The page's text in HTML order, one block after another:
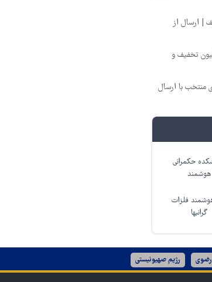
| ارسال از
داروهای لاغری، با ۱ میلیون تخفیف و
منتخب با ارسال
حکمرانی
هوشمند
هوشمند فلزات
گرانبها
رژیم صهیونیستی